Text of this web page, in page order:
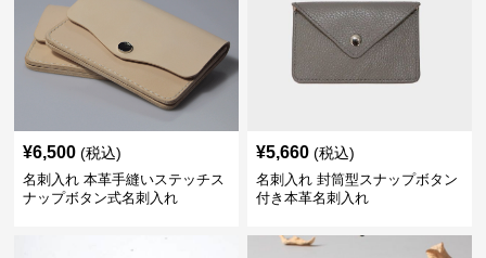
¥6,500 (税込)
名刺入れ 本革手縫いステッチス
ナップボタン式名刺入れ
¥5,660 (税込)
名刺入れ 封筒型スナップボタン
付き本革名刺入れ